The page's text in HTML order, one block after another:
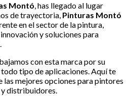
Montó, has llegado al lugar
de trayectoria, Pinturas Montó
en el sector de la pintura,
y soluciones para
con esta marca por su
tipo de aplicaciones. Aquí te
las mejores opciones para pintores
distribuidores.